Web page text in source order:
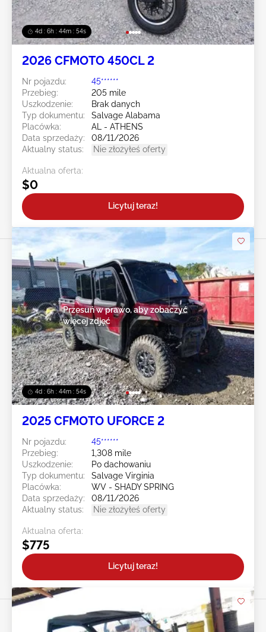
4d : 6h : 44m : 52s
2026 CFMOTO 450CL 2
Nr pojazdu:
45******
Przebieg:
205 mile
Uszkodzenie:
Brak danych
Typ dokumentu:
Salvage Alabama
Placówka:
AL - ATHENS
Data sprzedaży:
08/11/2026
Aktualny status:
Nie złożyłeś oferty
Aktualna oferta:
$0
Licytuj teraz!
4d : 6h : 44m : 52s
Przesuń w prawo, aby zobaczyć
więcej zdjęć
2025 CFMOTO UFORCE 2
Nr pojazdu:
45******
Przebieg:
1,308 mile
Uszkodzenie:
Po dachowaniu
Typ dokumentu:
Salvage Virginia
Placówka:
WV - SHADY SPRING
Data sprzedaży:
08/11/2026
Aktualny status:
Nie złożyłeś oferty
Aktualna oferta:
$775
Licytuj teraz!